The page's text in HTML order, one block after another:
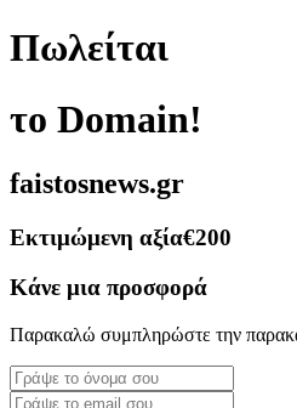
Πωλείται
το Domain!
faistosnews.gr
Εκτιμώμενη αξία€200
Κάνε μια προσφορά
Παρακαλώ συμπληρώστε την